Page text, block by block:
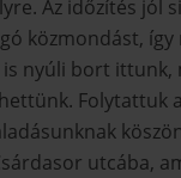
Az időzítés jól
közmondást,
bort ittunk,
utcába,